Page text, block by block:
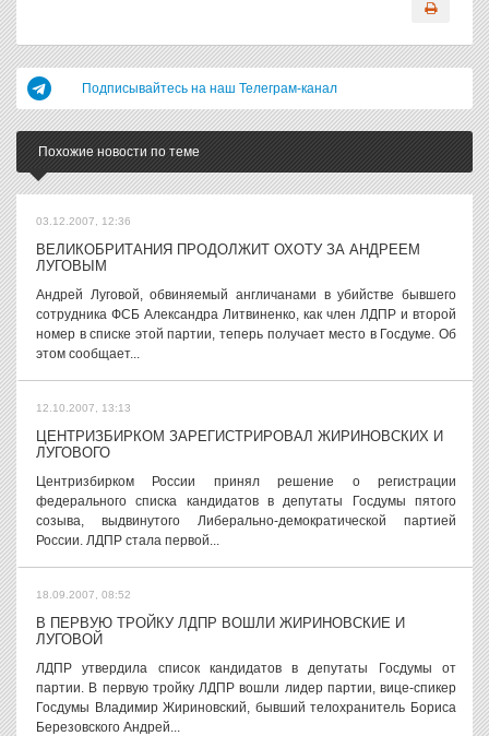
Подписывайтесь на наш Телеграм-канал
Похожие новости по теме
03.12.2007, 12:36
ВЕЛИКОБРИТАНИЯ ПРОДОЛЖИТ ОХОТУ ЗА АНДРЕЕМ
ЛУГОВЫМ
Андрей Луговой, обвиняемый англичанами в убийстве бывшего
сотрудника ФСБ Александра Литвиненко, как член ЛДПР и второй
номер в списке этой партии, теперь получает место в Госдуме. Об
этом сообщает...
12.10.2007, 13:13
ЦЕНТРИЗБИРКОМ ЗАРЕГИСТРИРОВАЛ ЖИРИНОВСКИХ И
ЛУГОВОГО
Центризбирком России принял решение о регистрации
федерального списка кандидатов в депутаты Госдумы пятого
созыва, выдвинутого Либерально-демократической партией
России. ЛДПР стала первой...
18.09.2007, 08:52
В ПЕРВУЮ ТРОЙКУ ЛДПР ВОШЛИ ЖИРИНОВСКИЕ И
ЛУГОВОЙ
ЛДПР утвердила список кандидатов в депутаты Госдумы от
партии. В первую тройку ЛДПР вошли лидер партии, вице-спикер
Госдумы Владимир Жириновский, бывший телохранитель Бориса
Березовского Андрей...